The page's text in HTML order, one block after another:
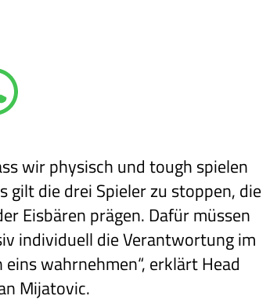
wir physisch und tough spielen
gilt die drei Spieler zu stoppen, die
Eisbären prägen. Dafür müssen
individuell die Verantwortung im
eins wahrnehmen“, erklärt Head
Mijatovic.